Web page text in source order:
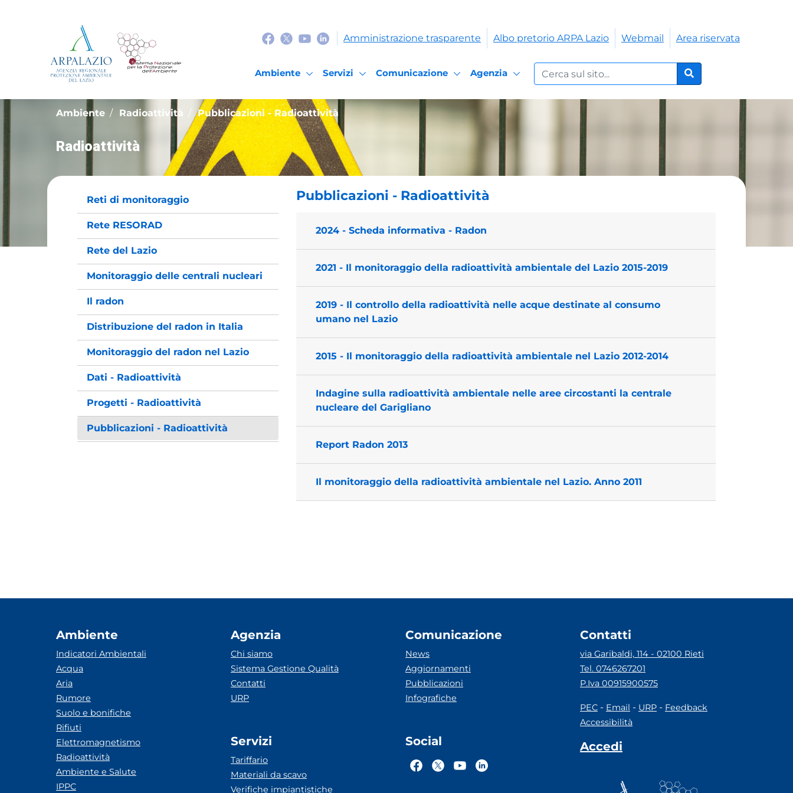
Amministrazione trasparente Albo pretorio ARPA Lazio Webmail Area riservata
Ambiente Servizi Comunicazione Agenzia
Cerca nel sito:
Cerca
Ambiente Radioattività Pubblicazioni - Radioattività
Radioattività
Reti di monitoraggio
Rete RESORAD
Rete del Lazio
Monitoraggio delle centrali nucleari
Il radon
Distribuzione del radon in Italia
Monitoraggio del radon nel Lazio
Dati - Radioattività
Progetti - Radioattività
Pubblicazioni - Radioattività
Pubblicazioni - Radioattività
2024 - Scheda informativa - Radon
2021 - Il monitoraggio della radioattività ambientale del Lazio 2015-2019
2019 - Il controllo della radioattività nelle acque destinate al consumo
umano nel Lazio
2015 - Il monitoraggio della radioattività ambientale nel Lazio 2012-2014
Indagine sulla radioattività ambientale nelle aree circostanti la centrale
nucleare del Garigliano
Report Radon 2013
Il monitoraggio della radioattività ambientale nel Lazio. Anno 2011
Ambiente
Indicatori Ambientali
Acqua
Aria
Rumore
Suolo e bonifiche
Rifiuti
Elettromagnetismo
Radioattività
Ambiente e Salute
IPPC
Agenzia
Chi siamo
Sistema Gestione Qualità
Contatti
URP
Servizi
Tariffario
Materiali da scavo
Verifiche impiantistiche
Comunicazione
News
Aggiornamenti
Pubblicazioni
Infografiche
Social
Contatti
via Garibaldi, 114 - 02100 Rieti
Tel. 0746267201
P.Iva 00915900575
PEC - Email - URP - Feedback
Accessibilità
Accedi